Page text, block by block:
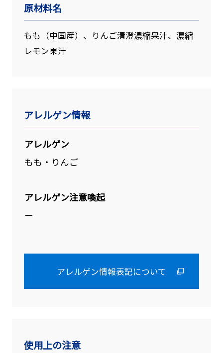
原材料名
もも（中国産）、りんご清澄濃縮果汁、濃縮
レモン果汁
アレルゲン情報
アレルゲン
もも・りんご
アレルゲン注意喚起
ー
アレルゲン情報表記について
使用上の注意